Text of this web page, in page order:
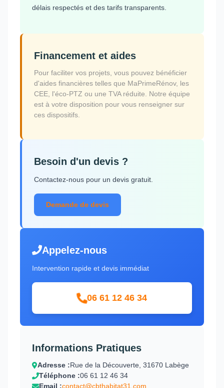
délais respectés et des tarifs transparents.
Financement et aides
Pour faciliter vos projets, vous pouvez bénéficier
d'aides financières telles que MaPrimeRénov, les
CEE, l'éco-PTZ ou une TVA réduite. Notre équipe
est à votre disposition pour vous renseigner sur
ces dispositifs.
Besoin d'un devis ?
Contactez-nous pour un devis gratuit.
Demande de devis
Appelez-nous
Intervention rapide et devis immédiat
06 61 12 46 34
Informations Pratiques
Adresse :Rue de la Découverte, 31670 Labège
Téléphone :06 61 12 46 34
Email :contact@cbthabitat31.com